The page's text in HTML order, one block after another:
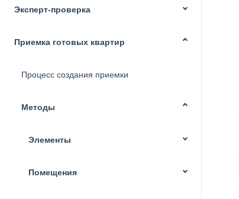
Эксперт-проверка
Приемка готовых квартир
Процесс создания приемки
Методы
Элементы
Помещения